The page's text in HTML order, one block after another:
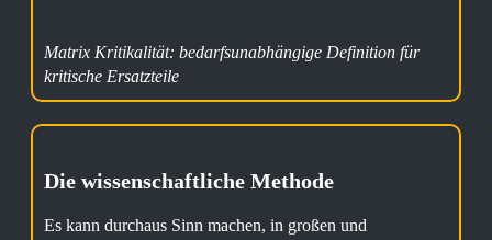
Matrix Kritikalität: bedarfsunabhängige Definition für
kritische Ersatzteile
Die wissenschaftliche Methode
Es kann durchaus Sinn machen, in großen und